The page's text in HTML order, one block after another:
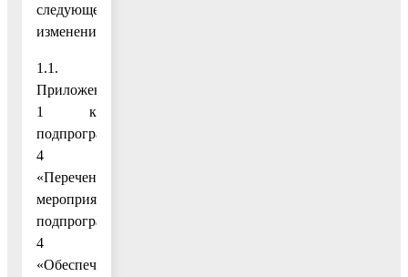
следующее
изменение:
1.1.
Приложение
1 к
подпрограмме
4
«Перечень
мероприятий
подпрограммы
4
«Обеспечение